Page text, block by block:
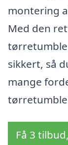
montering
Med den
sikkert, så
mange
Få 3